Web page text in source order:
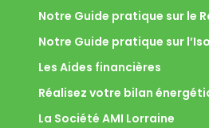
Notre Guide pratique sur le
Notre Guide pratique sur
Les Aides financières
Réalisez votre bilan
La Société AMI Lorraine